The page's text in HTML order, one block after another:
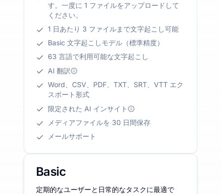
す。一度に 1 ファイルをアップロードして
ください。
1 日あたり 3 ファイルまで文字起こし可能
Basic 文字起こしモデル（標準精度）
63 言語で利用可能な文字起こし
AI 翻訳
Word、CSV、PDF、TXT、SRT、VTT エク
スポート形式
限定された AI インサイト
メディアファイルを 30 日間保存
メールサポート
Basic
定期的なユーザーと日常的なタスクに最適で